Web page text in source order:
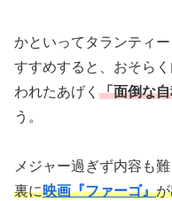
かといってタランティ
すすめすると、おそら
われたあげく 「面倒な
う。
メジャー過ぎず内容も
裏に映画『ファーゴ』